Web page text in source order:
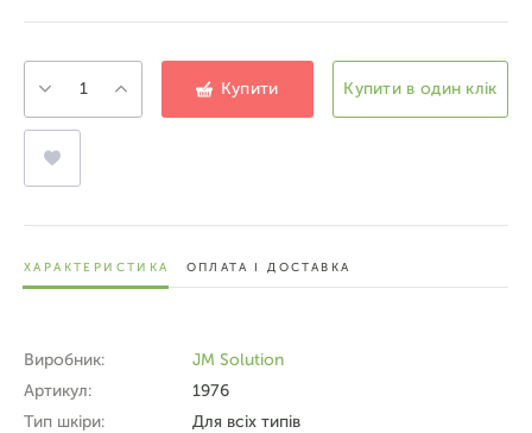
Купити Купити в один клік
ХАРАКТЕРИСТИКА ОПЛАТА І ДОСТАВКА
Виробник:
JM Solution
Артикул:
1976
Тип шкіри:
Для всіх типів